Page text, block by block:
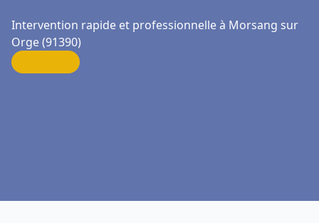
Intervention rapide et professionnelle à Morsang sur
Orge (91390)